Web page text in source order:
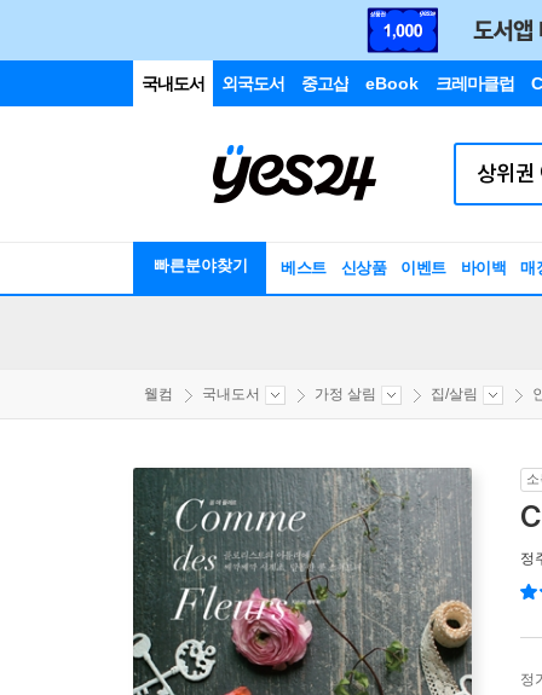
국내도서 외국도서 중고샵 eBook 크레마클럽
빠른분야찾기 베스트 신상품 이벤트 바이백 매
웰컴 국내도서 가정 살림 집/살림
정
정